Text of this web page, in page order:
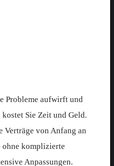
Probleme aufwirft und
Sie Zeit und Geld.
Verträge von Anfang an
komplizierte
Anpassungen.